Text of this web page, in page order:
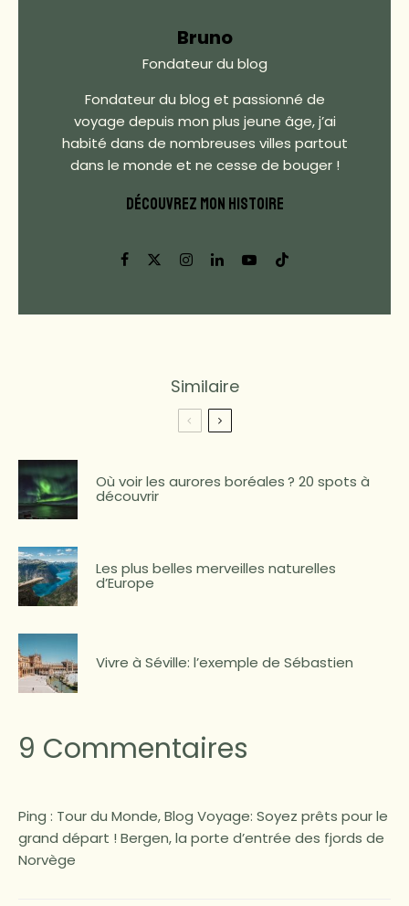
Bruno
Fondateur du blog
Fondateur du blog et passionné de
voyage depuis mon plus jeune âge, j’ai
habité dans de nombreuses villes partout
dans le monde et ne cesse de bouger !
DÉCOUVREZ MON HISTOIRE
Similaire
Où voir les aurores boréales ? 20 spots à
découvrir
Les plus belles merveilles naturelles
d’Europe
Vivre à Séville: l’exemple de Sébastien
9 Commentaires
Ping : Tour du Monde, Blog Voyage: Soyez prêts pour le
grand départ ! Bergen, la porte d’entrée des fjords de
Norvège